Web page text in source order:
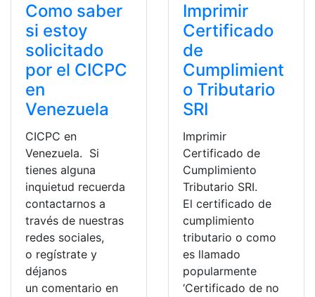
Como saber
si estoy
solicitado
por el CICPC
en
Venezuela
CICPC en
Venezuela. Si
tienes alguna
inquietud recuerda
contactarnos a
través de nuestras
redes sociales,
o regístrate y
déjanos
un comentario en
Imprimir
Certificado
de
Cumplimient
o Tributario
SRI
Imprimir
Certificado de
Cumplimiento
Tributario SRI.
El certificado de
cumplimiento
tributario o como
es llamado
popularmente
‘Certificado de no